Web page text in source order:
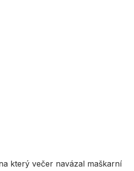
který večer navázal maškarní